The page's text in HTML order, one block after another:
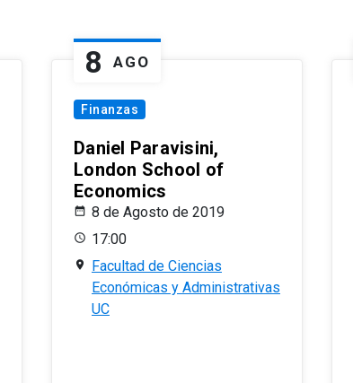
8 AGO
Finanzas
Daniel Paravisini,
London School of
Economics
8 de Agosto de 2019
17:00
Facultad de Ciencias
Económicas y Administrativas
UC